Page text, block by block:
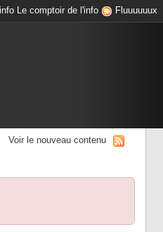
Le comptoir de l'info Fluuuuuux
Voir le nouveau contenu